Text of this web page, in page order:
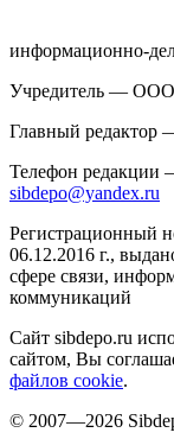
информационно-
Учредитель — ООО
Главный редактор
Телефон редакции
sibdepo@yandex.ru
06.12.2016 г.,
сфере связи,
коммуникаций
Сайт sibdepo.ru
сайтом, Вы
файлов cookie.
© 2007—2026